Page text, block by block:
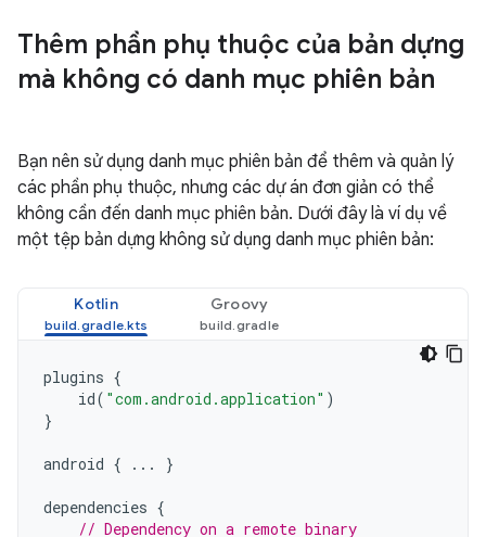
Thêm phần phụ thuộc của bản dựng
mà không có danh mục phiên bản
Bạn nên sử dụng danh mục phiên bản để thêm và quản lý
các phần phụ thuộc, nhưng các dự án đơn giản có thể
không cần đến danh mục phiên bản. Dưới đây là ví dụ về
một tệp bản dựng không sử dụng danh mục phiên bản:
Kotlin Groovy
plugins {
id( "com.android.application" )
}
android { ... }
dependencies {
// Dependency on a remote binary